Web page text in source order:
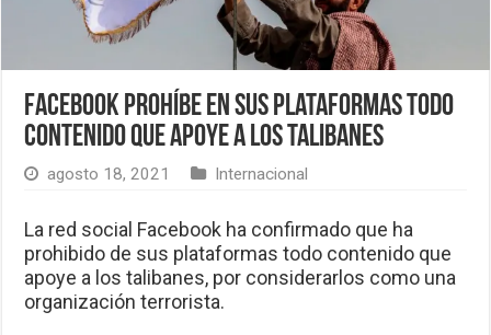
Facebook prohíbe en sus plataformas todo
contenido que apoye a los talibanes
agosto 18, 2021 Internacional
La red social Facebook ha confirmado que ha
prohibido de sus plataformas todo contenido que
apoye a los talibanes, por considerarlos como una
organización terrorista.